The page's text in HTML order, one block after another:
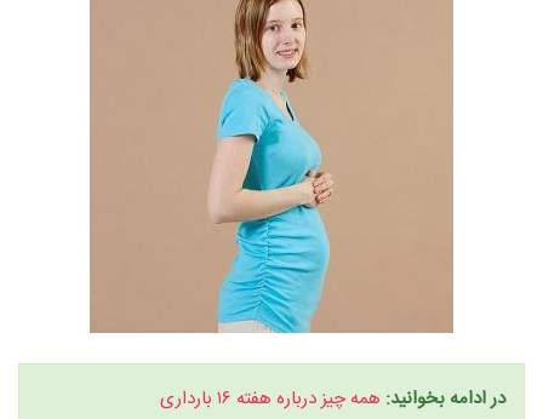
در ادامه بخوانید: همه چیز درباره هفته ۱۶ بارداری